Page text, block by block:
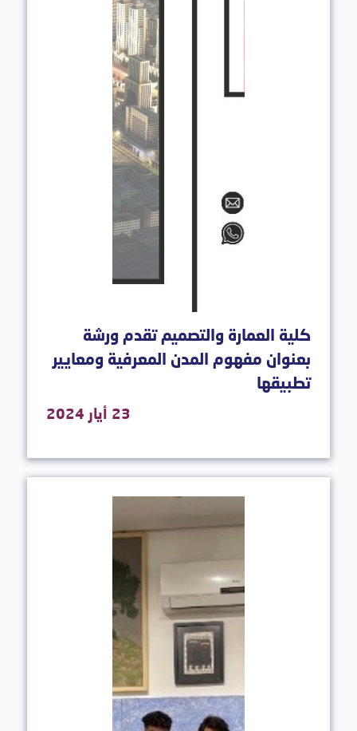
كلية العمارة والتصميم تقدم ورشة
بعنوان مفهوم المدن المعرفية ومعايير
تطبيقها
23 أيار 2024